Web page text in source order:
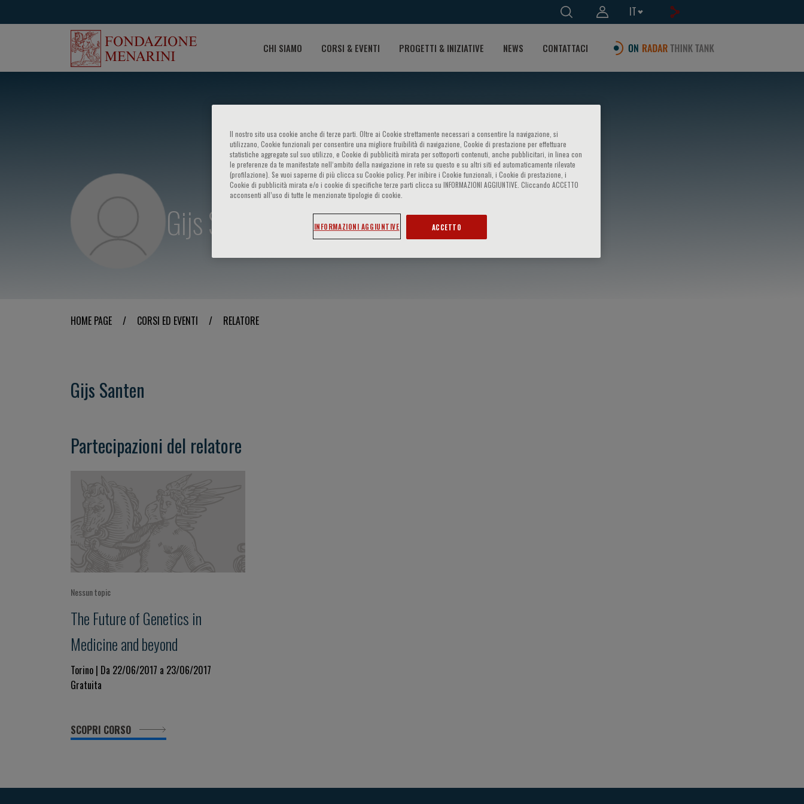
IT
CHI SIAMO CORSI & EVENTI PROGETTI & INIZIATIVE NEWS CONTATTACI
Gijs Santen
HOME PAGE / CORSI ED EVENTI / RELATORE
Gijs Santen
Partecipazioni del relatore
Nessun topic
The Future of Genetics in
Medicine and beyond
Torino | Da 22/06/2017 a 23/06/2017
Gratuita
SCOPRI CORSO
Il nostro sito usa cookie anche di terze parti. Oltre ai Cookie strettamente necessari a consentire la navigazione, si
utilizzano, Cookie funzionali per consentire una migliore fruibilità di navigazione, Cookie di prestazione per effettuare
statistiche aggregate sul suo utilizzo, e Cookie di pubblicità mirata per sottoporti contenuti, anche pubblicitari, in linea con
le preferenze da te manifestate nell‘ambito della navigazione in rete su questo e su altri siti ed automaticamente rilevate
(profilazione). Se vuoi saperne di più clicca su Cookie policy. Per inibire i Cookie funzionali, i Cookie di prestazione, i
Cookie di pubblicità mirata e/o i cookie di specifiche terze parti clicca su INFORMAZIONI AGGIUNTIVE. Cliccando ACCETTO
acconsenti all’uso di tutte le menzionate tipologie di cookie.
INFORMAZIONI AGGIUNTIVE ACCETTO